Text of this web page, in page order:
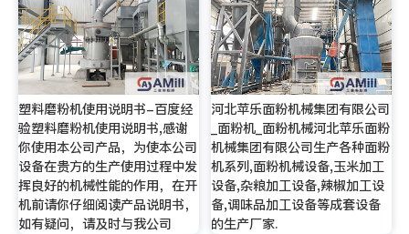
塑料磨粉机使用说明书-百度经
验塑料磨粉机使用说明书,感谢
你使用本公司产品，为使本公司
设备在贵方的生产使用过程中发
挥良好的机械性能的作用，在开
机前请你仔细阅读产品说明书，
如有疑问，请及时与我公司
河北苹乐面粉机械集团有限公司
_面粉机_面粉机械河北苹乐面粉
机械集团有限公司生产各种面粉
机系列,面粉机械设备,玉米加工
设备,杂粮加工设备,辣椒加工设
备,调味品加工设备等成套设备
的生产厂家.